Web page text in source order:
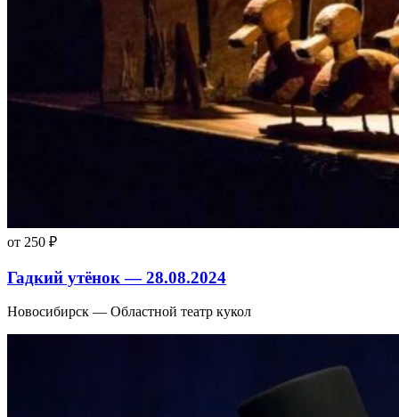
от 250 ₽
Гадкий утёнок — 28.08.2024
Новосибирск — Областной театр кукол